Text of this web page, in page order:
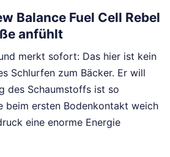
Balance Fuel Cell Rebel
anfühlt
merkt sofort: Das hier ist kein
Schlurfen zum Bäcker. Er will
des Schaumstoffs ist so
beim ersten Bodenkontakt weich
eine enorme Energie